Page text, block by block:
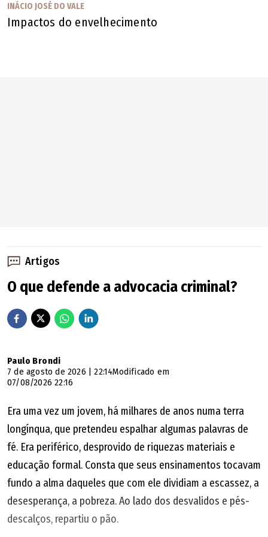
INÁCIO JOSÉ DO VALE
Impactos do envelhecimento
Artigos
O que defende a advocacia criminal?
Paulo Brondi
7 de agosto de 2026 | 22:14Modificado em
07/08/2026 22:16
Era uma vez um jovem, há milhares de anos numa terra
longínqua, que pretendeu espalhar algumas palavras de
fé. Era periférico, desprovido de riquezas materiais e
educação formal. Consta que seus ensinamentos tocavam
fundo a alma daqueles que com ele dividiam a escassez, a
desesperança, a pobreza. Ao lado dos desvalidos e pés-
descalços, repartiu o pão.